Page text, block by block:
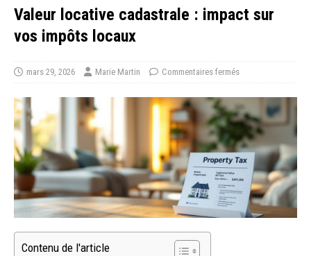
Valeur locative cadastrale : impact sur
vos impôts locaux
mars 29, 2026 Marie Martin Commentaires fermés
Contenu de l'article